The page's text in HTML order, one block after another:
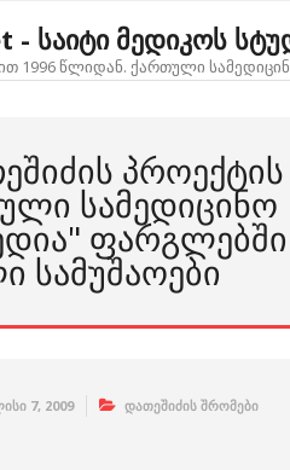
საიტი მედიკოს
1996 წლიდან. ქართული
ᲡᲐᲛᲔᲓᲘᲪᲘᲜᲝ
ᲤᲐᲠᲒᲚᲔᲑᲨᲘ
ᲡᲐᲛᲣᲨᲐᲝᲔᲑᲘ
7, 2009 დათეშიძის შრომები